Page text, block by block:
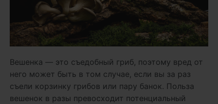
Вешенка — это съедобный гриб, поэтому вред от
него может быть в том случае, если вы за раз
съели корзинку грибов или пару банок. Польза
вешенок в разы превосходит потенциальный